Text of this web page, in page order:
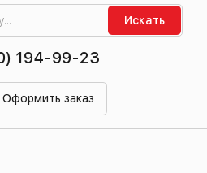
Искать
194-99-23
Оформить заказ